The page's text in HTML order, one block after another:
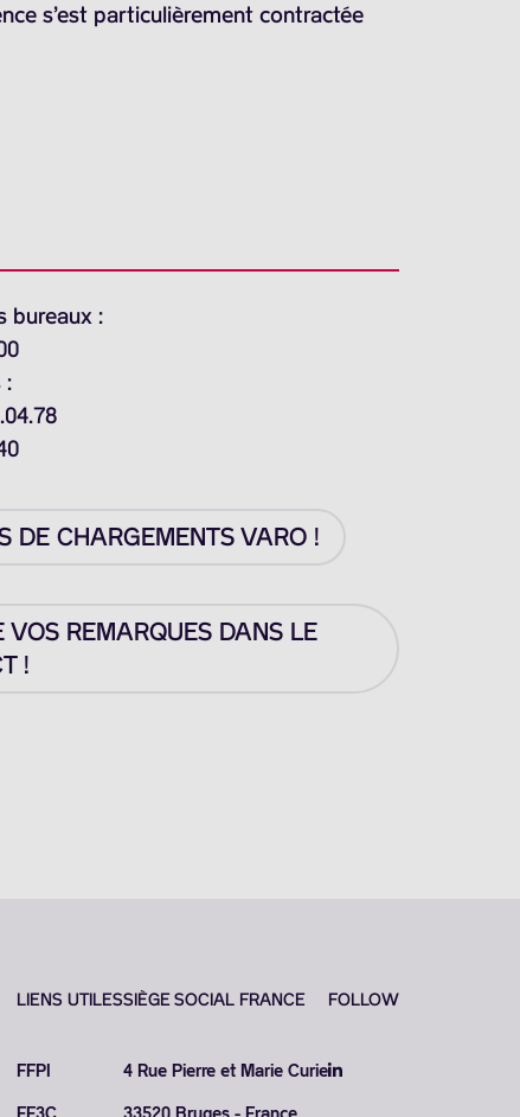
s’est particulièrement contractée
bureaux :
:
DE CHARGEMENTS VARO !
VOS REMARQUES DANS LE
!
LIENS UTILES
FFPI
SIÈGE SOCIAL FRANCE
4 Rue Pierre et Marie Curie
FOLLOW